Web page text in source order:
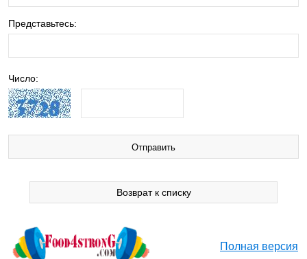
Представьтесь:
Число:
Возврат к списку
Полная версия